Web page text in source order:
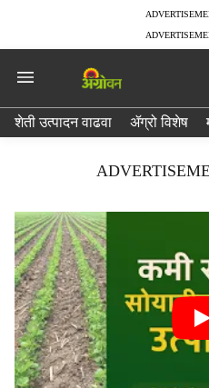
e
शेती उत्पादन वाढवा ॲग्रो विशेष